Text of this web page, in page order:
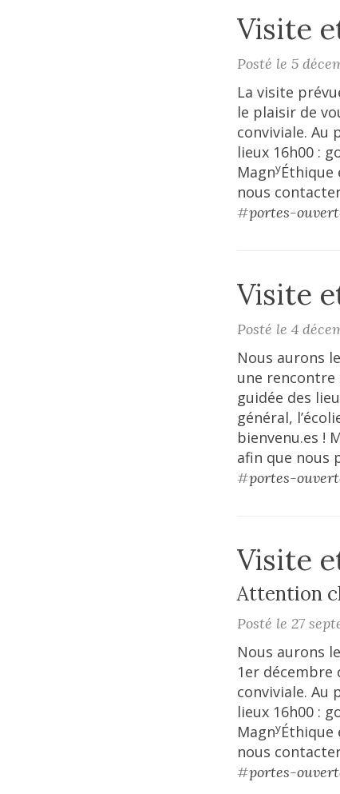
Visite
Posté le 5
La visite
le plaisir de
conviviale. Au
lieux 16h00 :
MagnyÉthique
nous
#portes-
Visite
Posté le 4
Nous aurons
une rencontre
guidée des
général,
bienvenu.es !
afin que nous
#portes-
Visite
Attention
Posté le 27
Nous aurons
1er décembre
conviviale. Au
lieux 16h00 :
MagnyÉthique
nous
#portes-